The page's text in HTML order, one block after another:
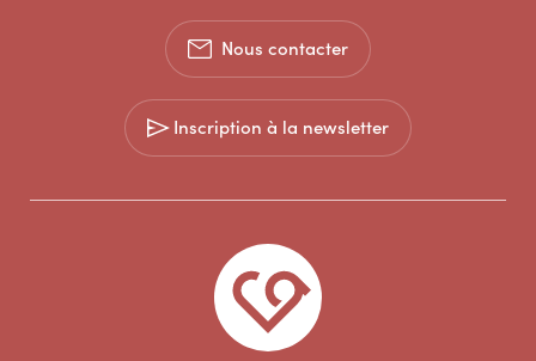
Nous contacter
Inscription à la newsletter